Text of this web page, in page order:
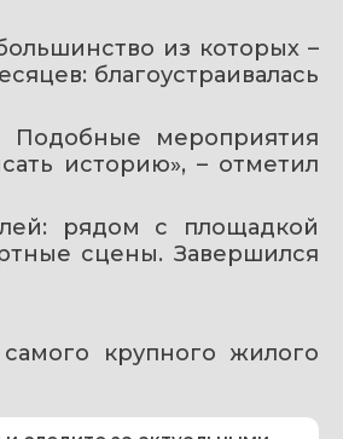
из которых –
благоустраивалась
Подобные мероприятия
историю», – отметил
рядом с площадкой
сцены. Завершился
крупного жилого